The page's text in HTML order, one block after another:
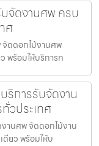
บจัดงานศพ ครบ
ศ
จัดดอกไม้งานศพ
พร้อมให้บริการท
ริการรับจัดงาน
วประเทศ
านศพ จัดดอกไม้งาน
ดียว พร้อมให้บ